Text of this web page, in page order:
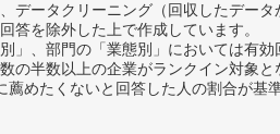
データクリーニング（回収したデータ
を除外した上で作成しています。
」、部門の「業態別」においては有
の半数以上の企業がランクイン対象と
めたくないと回答した人の割合が基